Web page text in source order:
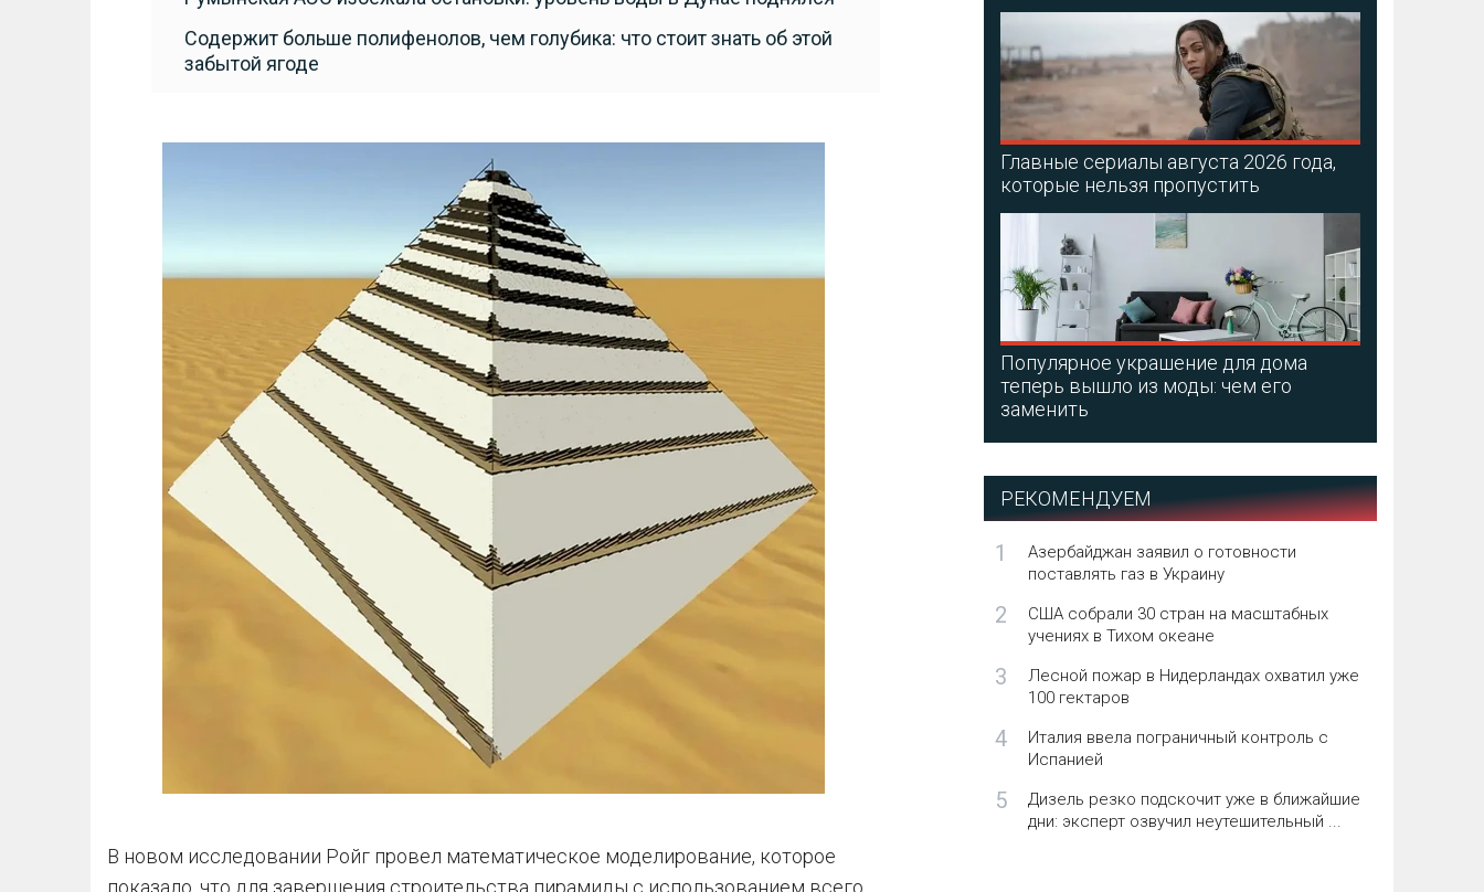
Содержит больше полифенолов, чем голубика: что стоит знать об этой
забытой ягоде
В новом исследовании Ройг провел математическое моделирование, которое
показало, что для завершения строительства пирамиды с использованием всего
Главные сериалы августа 2026 года,
которые нельзя пропустить
Популярное украшение для дома
теперь вышло из моды: чем его
заменить
РЕКОМЕНДУЕМ
1
Азербайджан заявил о готовности
поставлять газ в Украину
2
США собрали 30 стран на масштабных
учениях в Тихом океане
3
Лесной пожар в Нидерландах охватил уже
100 гектаров
4
Италия ввела пограничный контроль с
Испанией
5
Дизель резко подскочит уже в ближайшие
дни: эксперт озвучил неутешительный ...